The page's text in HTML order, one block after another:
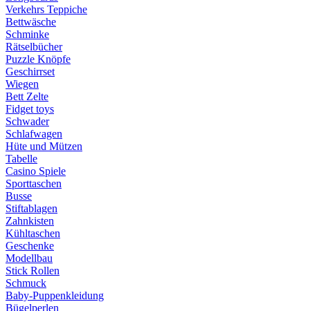
Verkehrs Teppiche
Bettwäsche
Schminke
Rätselbücher
Puzzle Knöpfe
Geschirrset
Wiegen
Bett Zelte
Fidget toys
Schwader
Schlafwagen
Hüte und Mützen
Tabelle
Casino Spiele
Sporttaschen
Busse
Stiftablagen
Zahnkisten
Kühltaschen
Geschenke
Modellbau
Stick Rollen
Schmuck
Baby-Puppenkleidung
Bügelperlen